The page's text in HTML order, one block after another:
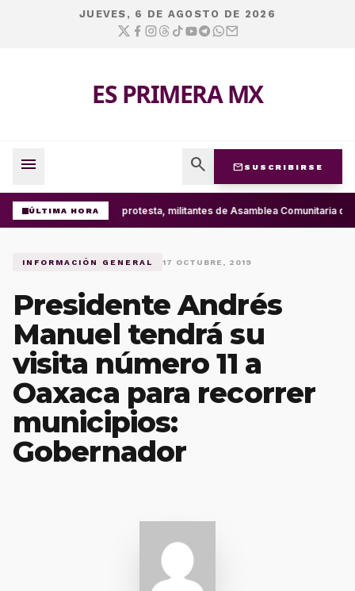
JUEVES, 6 DE AGOSTO DE 2026
ES PRIMERA MX
menu search mail SUSCRIBIRSE
ÚLTIMA HORA Con protesta, militantes de Asamblea Comunitaria
INFORMACIÓN GENERAL 17 OCTUBRE, 2019
Presidente Andrés
Manuel tendrá su
visita número 11 a
Oaxaca para recorrer
municipios:
Gobernador